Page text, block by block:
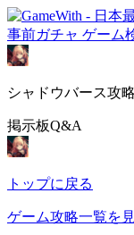
事前ガチャ ゲーム
シャドウバース攻
掲示板Q&A
トップに戻る
ゲーム攻略一覧を